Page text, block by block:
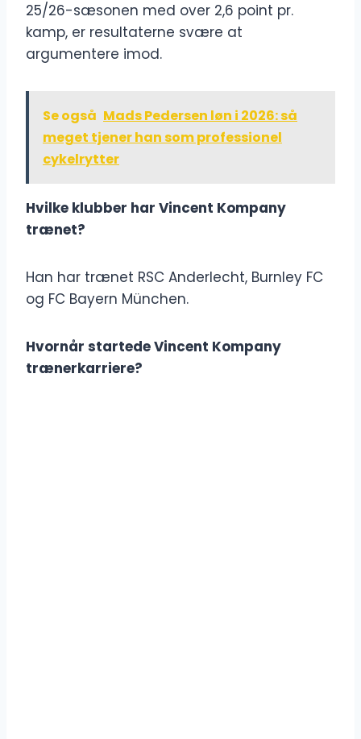
25/26-sæsonen med over 2,6 point pr.
kamp, er resultaterne svære at
argumentere imod.
Se også Mads Pedersen løn i 2026: så
meget tjener han som professionel
cykelrytter
Hvilke klubber har Vincent Kompany
trænet?
Han har trænet RSC Anderlecht, Burnley FC
og FC Bayern München.
Hvornår startede Vincent Kompany
trænerkarriere?